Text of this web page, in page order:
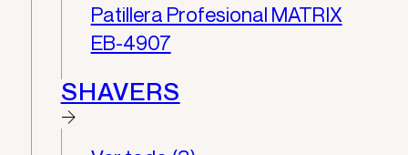
Patillera Profesional MATRIX
EB-4907
SHAVERS